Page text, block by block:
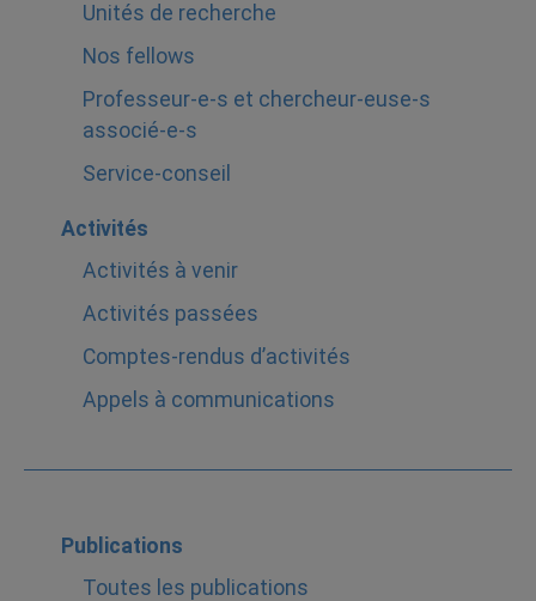
Unités de recherche
Nos fellows
Professeur-e-s et chercheur-euse-s
associé-e-s
Service-conseil
Activités
Activités à venir
Activités passées
Comptes-rendus d’activités
Appels à communications
Publications
Toutes les publications